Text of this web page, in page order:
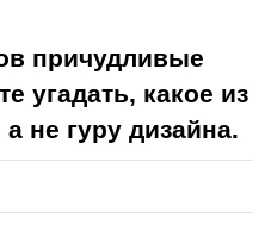
причудливые
угадать, какое из
не гуру дизайна.